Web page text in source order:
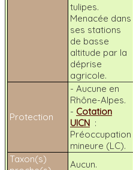
tulipes.
Menacée dans
ses stations
de basse
altitude par la
déprise
agricole.
Protection
- Aucune en
Rhône-Alpes.
- Cotation
UICN :
Préoccupation
mineure (LC).
Taxon(s)
Aucun.